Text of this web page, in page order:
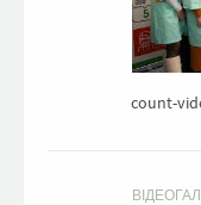
count-